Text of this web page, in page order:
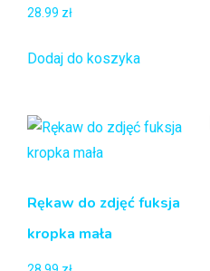
28.99 zł
Dodaj do koszyka
Rękaw do zdjęć fuksja
kropka mała